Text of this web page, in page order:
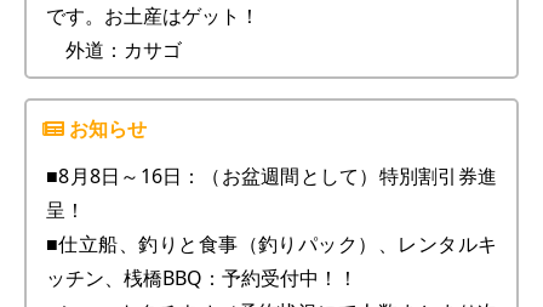
です。お土産はゲット！
外道：カサゴ
■8月8日～16日：（お盆週間として）特別割引券進
呈！
■仕立船、釣りと食事（釣りパック）、レンタルキ
ッチン、桟橋BBQ：予約受付中！！